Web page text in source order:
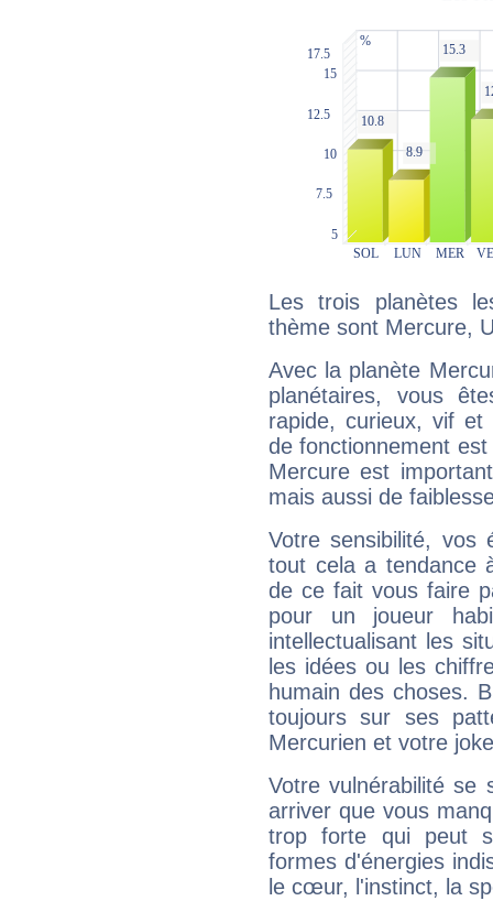
Les trois planètes
thème sont Mercure,
Avec la planète
planétaires, vous
rapide, curieux, vif et
de fonctionnement
Mercure est
mais aussi de
Votre sensibilité,
tout cela a tendance
de ce fait vous faire
pour un joueur
intellectualisant les
les idées ou les
humain des choses.
toujours sur ses
Mercurien et votre
Votre vulnérabilité se
arriver que vous
trop forte qui peut
formes d'énergies
le cœur, l'instinct, la